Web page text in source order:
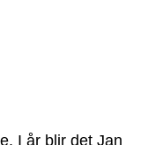
I år blir det Jan